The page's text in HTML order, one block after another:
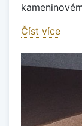
Číst více